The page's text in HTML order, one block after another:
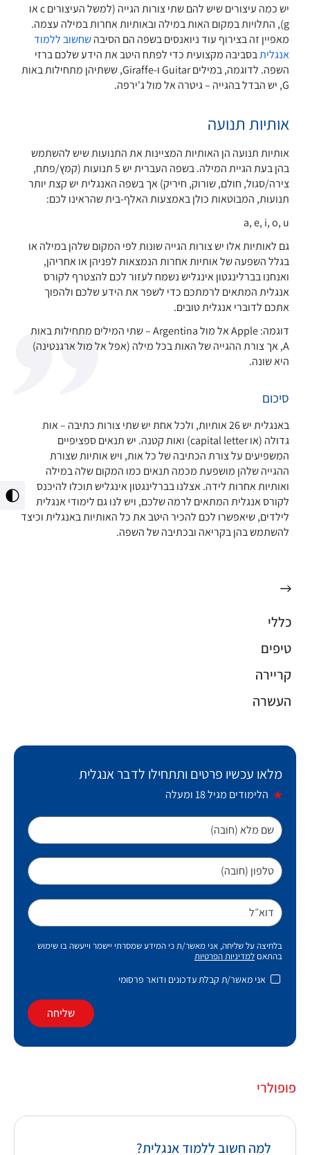
כללי
טיפים
קריירה
העשרה
מלאו עכשיו פרטים ותתחילו לדבר אנגלית
הלימודים מגיל 18 ומעלה
שם מלא (חובה)
טלפון (חובה)
דוא״ל
בלחיצה על שליחה, אני מאשר/ת כי המידע שמסרתי יישמר וייעשה בו שימוש
בהתאם למדיניות הפרטיות
אני מאשר/ת קבלת עדכונים ודואר פרסומי
שליחה
פופולרי
למה חשוב ללמוד אנגלית?
יש כמה עיצורים שיש להם שתי צורות הגייה (למשל העיצורים c או
g), התלויות במקום האות במילה ובאותיות אחרות במילה עצמה.
מאפיין זה בצירוף עוד ניואנסים בשפה הם הסיבהשחשוב ללמוד
אנגליתבסביבה מקצועית כדי לפתח היטב את הידע שלכם ברזי
השפה. לדוגמה, במילים Guitar ו-Giraffe, ששתיהן מתחילות באות
G, יש הבדל בהגייה – גיטרה אל מול ג'ירפה.
אותיות תנועה
אותיות תנועה הן האותיות המציינות את התנועות שיש להשתמש
בהן בעת הגיית המילה. בשפה העברית יש 5 תנועות (קמץ/פתח,
צירה/סגול, חולם, שורוק, חיריק) אך בשפה האנגלית יש קצת יותר
תנועות, המבוטאות כולן באמצעות האלף-בית שהראינו לכם:
a, e, i, o, u
גם לאותיות אלו יש צורות הגייה שונות לפי המקום שלהן במילה או
בגלל השפעה של אותיות אחרות הנמצאות לפניהן או אחריהן,
ואנחנו בברלינגטון אינגליש נשמח לעזור לכם להצטרף לקורס
אנגלית המתאים לרמתכם כדי לשפר את הידע שלכם ולהפוך
אתכם לדוברי אנגלית טובים.
דוגמה: Apple אל מול Argentina – שתי המילים מתחילות באות
A, אך צורת ההגייה של האות בכל מילה (אפל אל מול ארגנטינה)
היא שונה.
סיכום
באנגלית יש 26 אותיות, ולכל אחת יש שתי צורות כתיבה – אות
גדולה (או capital letter) ואות קטנה. יש תנאים ספציפיים
המשפיעים על צורת הכתיבה של כל אות, ויש אותיות שצורת
ההגייה שלהן מושפעת מכמה תנאים כמו המקום שלה במילה
ואותיות אחרות לידה. אצלנו בברלינגטון אינגליש תוכלו להיכנס
לקורס אנגלית המתאים לרמה שלכם, ויש לנו גם לימודי אנגלית
לילדים, שיאפשרו לכם להכיר היטב את כל האותיות באנגלית וכיצד
להשתמש בהן בקריאה ובכתיבה של השפה.